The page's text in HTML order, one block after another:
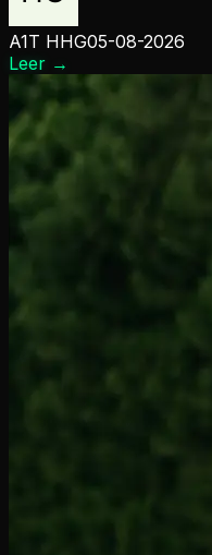
A1T HHG05-08-2026
Leer →